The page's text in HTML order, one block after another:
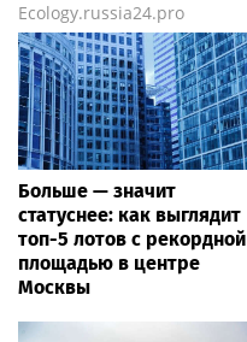
Ecology.russia24.pro
Больше — значит
статуснее: как выглядит
топ-5 лотов с рекордной
площадью в центре
Москвы